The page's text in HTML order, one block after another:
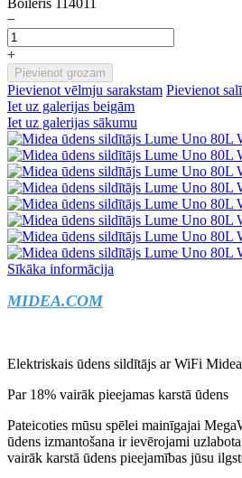
−
+
Pievienot grozam
Pievienot vēlmju sarakstam Pievienot
Iet uz galerijas beigām
Iet uz galerijas sākumu
Sīkāka informācija
MIDEA.COM
Elektriskais ūdens sildītājs ar WiFi
Par 18% vairāk pieejamas karstā ūdens
Pateicoties mūsu spēlei mainīgajai
ūdens izmantošana ir ievērojami
vairāk karstā ūdens pieejamības jūsu